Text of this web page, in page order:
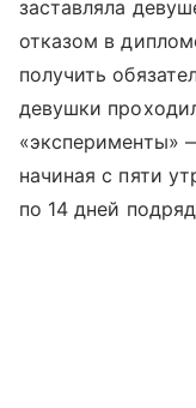
заставляла
отказом в
получить
девушки
«эксперименты»
начиная с пяти
по 14 дней